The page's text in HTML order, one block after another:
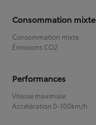
Consommation mixte
Consommation mixte
Émissions CO2
Performances
Vitesse maximale
Accélération 0-100km/h